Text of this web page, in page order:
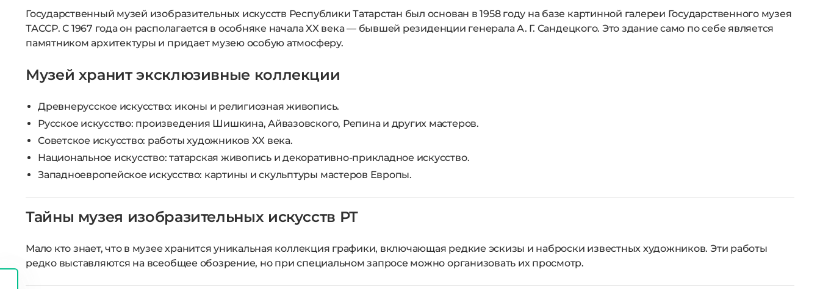
Государственный музей изобразительных искусств Республики Татарстан был основан в 1958 году на базе картинной галереи Государственного музея
ТАССР. С 1967 года он располагается в особняке начала XX века — бывшей резиденции генерала А. Г. Сандецкого. Это здание само по себе является
памятником архитектуры и придает музею особую атмосферу.
Музей хранит эксклюзивные коллекции
Древнерусское искусство: иконы и религиозная живопись.
Русское искусство: произведения Шишкина, Айвазовского, Репина и других мастеров.
Советское искусство: работы художников XX века.
Национальное искусство: татарская живопись и декоративно-прикладное искусство.
Западноевропейское искусство: картины и скульптуры мастеров Европы.
Тайны музея изобразительных искусств РТ
Мало кто знает, что в музее хранится уникальная коллекция графики, включающая редкие эскизы и наброски известных художников. Эти работы
редко выставляются на всеобщее обозрение, но при специальном запросе можно организовать их просмотр.